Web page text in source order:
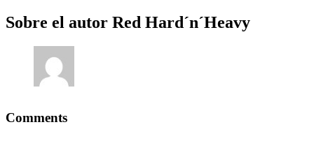
Sobre el autor Red Hard´n´Heavy
Comments